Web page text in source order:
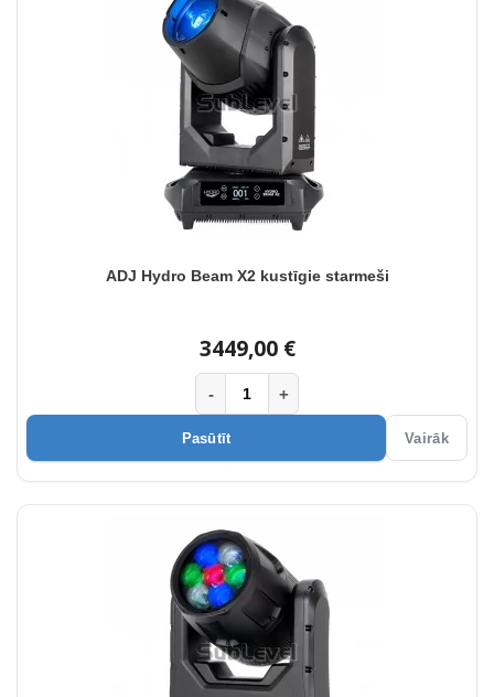
ADJ Hydro Beam X2 kustīgie starmeši
3449,00 €
- +
Pasūtīt Vairāk